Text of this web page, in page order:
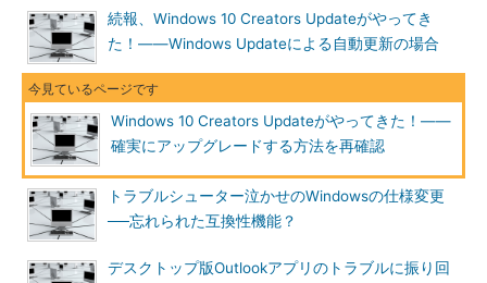
画面4アップグレードの準備が完了すると、30分のカウン
トダウンが始まる
「後で再起動する」のリンクをクリックすれば、自動的にアッ
プグレードが始まるのを防止できるようです。Windows Update
による配布も同様に行われるかどうか分かりませんが、「後で再
起動する」相当の通知に気が付かないと「勝手にアップグレード
が始まった」と、前回同様に騒がれそうな予感がします。
のメッセージが表示され、しばらくPC（このPCの場合は約90
続報、Windows 10 Creators Updateがやってき
た！――Windows Updateによる自動更新の場合
Windows 10 Creators Updateがやってきた！――
確実にアップグレードする方法を再確認
トラブルシューター泣かせのWindowsの仕様変更
──忘れられた互換性機能？
デスクトップ版Outlookアプリのトラブルに振り回